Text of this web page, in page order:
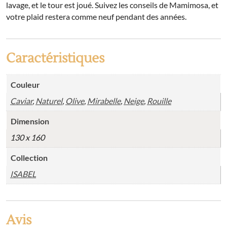
lavage, et le tour est joué. Suivez les conseils de Mamimosa, et
votre plaid restera comme neuf pendant des années.
Caractéristiques
Couleur
Caviar, Naturel, Olive, Mirabelle, Neige, Rouille
Dimension
130 x 160
Collection
ISABEL
Avis